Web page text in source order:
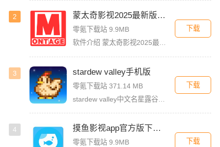
2 蒙太奇影视2025最新版本下载
零氪下载站 9.9MB
下载
3 stardew valley手机版
零氪下载站 371.14 MB
下载
4 摸鱼影视app官方版下载安装
零氪下载站 9.9MB
下载